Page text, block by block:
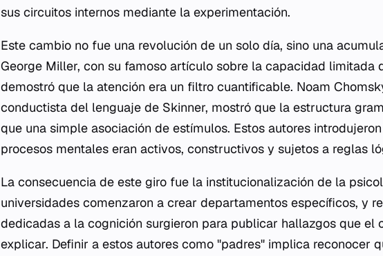
sus circuitos internos mediante la experimentación.
Este cambio no fue una revolución de un solo día, sino una
George Miller, con su famoso artículo sobre la capacidad limitada
demostró que la atención era un filtro cuantificable. Noam
conductista del lenguaje de Skinner, mostró que la estructura
que una simple asociación de estímulos. Estos autores
procesos mentales eran activos, constructivos y sujetos a reglas
La consecuencia de este giro fue la institucionalización de la
universidades comenzaron a crear departamentos específicos, y
dedicadas a la cognición surgieron para publicar hallazgos que el
explicar. Definir a estos autores como "padres" implica reconocer